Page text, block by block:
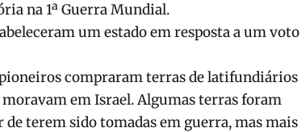
na 1ª Guerra Mundial.
um estado em resposta a um voto
compraram terras de latifundiários
em Israel. Algumas terras foram
de terem sido tomadas em guerra, mas mais